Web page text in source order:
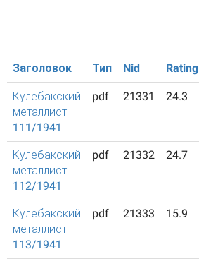
Заголовок Тип Nid Rating
Кулебакский
металлист
111/1941
pdf 21331 24.3
Кулебакский
металлист
112/1941
pdf 21332 24.7
Кулебакский
металлист
113/1941
pdf 21333 15.9